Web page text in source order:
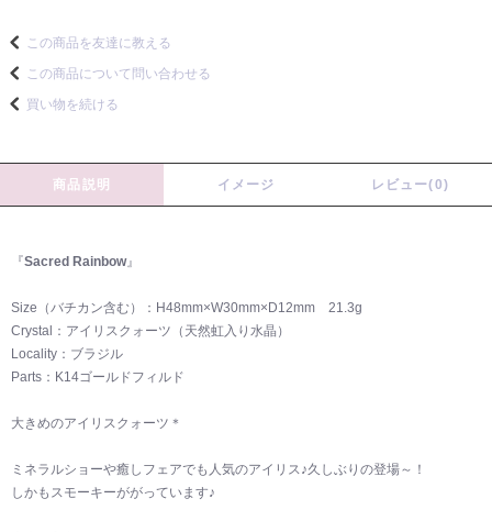
この商品を友達に教える
この商品について問い合わせる
買い物を続ける
商品説明 イメージ レビュー(0)
『Sacred Rainbow』
Size（バチカン含む）：H48mm×W30mm×D12mm 21.3g
Crystal：アイリスクォーツ（天然虹入り水晶）
Locality：ブラジル
Parts：K14ゴールドフィルド
大きめのアイリスクォーツ＊
ミネラルショーや癒しフェアでも人気のアイリス♪久しぶりの登場～！
しかもスモーキーががっています♪